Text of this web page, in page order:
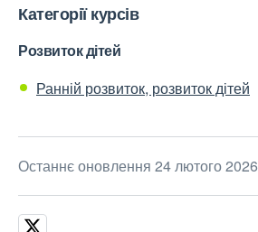
Категорії курсів
Розвиток дітей
Ранній розвиток, розвиток дітей
Останнє оновлення 24 лютого 2026